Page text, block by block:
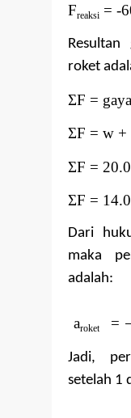
Freaksi = -
roket
ΣF =
ΣF = w +
ΣF =
ΣF =
Dari
maka
adalah:
aroket =
Jadi,
setelah 1